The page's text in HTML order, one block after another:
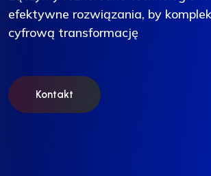
efektywne rozwiązania, by
cyfrową transformację
Kontakt
efektywne rozwiązania, by
cyfrową transformację
Kontakt
efektywne rozwiązania, by
cyfrową transformację
Kontakt